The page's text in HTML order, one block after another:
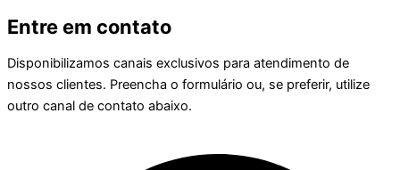
Entre em contato
Disponibilizamos canais exclusivos para atendimento de
nossos clientes. Preencha o formulário ou, se preferir, utilize
outro canal de contato abaixo.